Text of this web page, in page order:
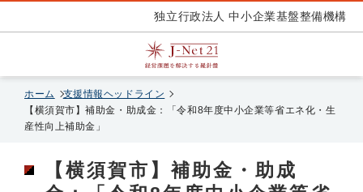
独立行政法人 中小企業基盤整備機構
ホーム
支援情報ヘッドライン
【横須賀市】補助金・助成金：「令和8年度中小企業等省エネ化・生
産性向上補助金」
【横須賀市】補助金・助成